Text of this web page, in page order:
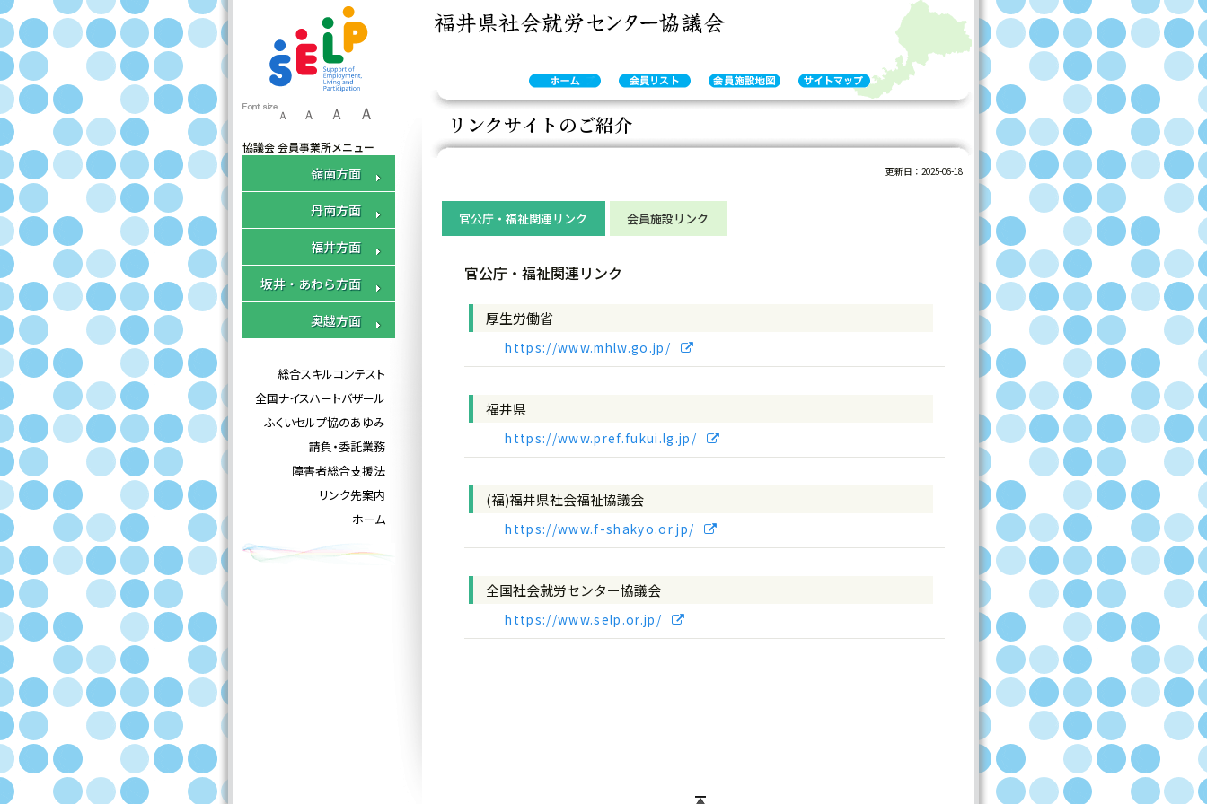
ふくいセルプ協 会員施設のご案内 :
ふ
く
セ
ル
事
務
局
会
員
リ
ス
ト
会
員
地
サ
イ
ッ
Ａ Ａ Ａ Ａ
協議会 会員事業所メニュー
嶺南方面
丹南方面
福井方面
坂井・あわら方面
奥越方面
総合スキルコンテスト
全国ナイスハートバザール
ふくいセルプ協のあゆみ
請負・委託業務
障害者総合支援法
リンク先案内
ホーム
リンクサイトのご紹介
福井県社会就労センター協議会 (ふくいセルプ協)、会員施設の紹介、セルプ商品などを発信しています。
更新日： 2025-06-18
官公庁・福祉関連リンク 会員施設リンク
官公庁・福祉関連リンク
厚生労働省
https://www.mhlw.go.jp/
福井県
https://www.pref.fukui.lg.jp/
(福)福井県社会福祉協議会
https://www.f-shakyo.or.jp/
全国社会就労センター協議会
https://www.selp.or.jp/